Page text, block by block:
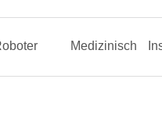
Medizinisch